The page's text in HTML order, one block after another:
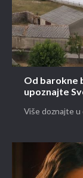
Od barokne
upoznajte
Više doznajte